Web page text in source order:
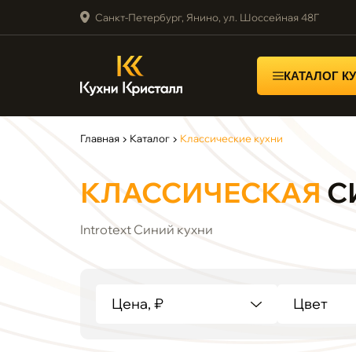
Санкт-Петербург, Янино, ул. Шоссейная 48Г
КАТАЛОГ
Главная ▶ Каталог ▶ Классические кухни
КЛАССИЧЕСКАЯ
Introtext Синий кухни
Цена, ₽ Цвет